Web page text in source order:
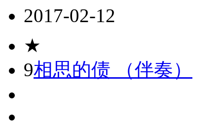
2017-02-12
★
9相思的债 （伴奏）